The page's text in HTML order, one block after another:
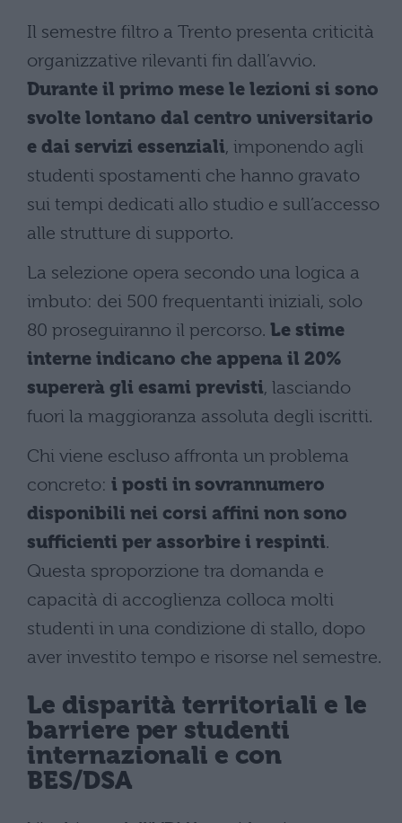
Il semestre filtro a Trento presenta criticità
organizzative rilevanti fin dall’avvio.
Durante il primo mese le lezioni si sono
svolte lontano dal centro universitario
e dai servizi essenziali, imponendo agli
studenti spostamenti che hanno gravato
sui tempi dedicati allo studio e sull’accesso
alle strutture di supporto.
La selezione opera secondo una logica a
imbuto: dei 500 frequentanti iniziali, solo
80 proseguiranno il percorso. Le stime
interne indicano che appena il 20%
supererà gli esami previsti, lasciando
fuori la maggioranza assoluta degli iscritti.
Chi viene escluso affronta un problema
concreto: i posti in sovrannumero
disponibili nei corsi affini non sono
sufficienti per assorbire i respinti.
Questa sproporzione tra domanda e
capacità di accoglienza colloca molti
studenti in una condizione di stallo, dopo
aver investito tempo e risorse nel semestre.
Le disparità territoriali e le
barriere per studenti
internazionali e con
BES/DSA